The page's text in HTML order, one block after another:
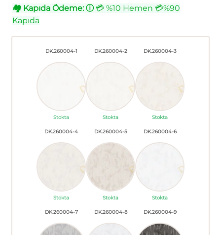
🏘 Kapıda Ödeme: ⓘ💳 %10 Hemen 💳%90
Kapıda
DK.260004-1
Stokta
DK.260004-2
Stokta
DK.260004-3
Stokta
DK.260004-4
Stokta
DK.260004-5
Stokta
DK.260004-6
Stokta
DK.260004-7 DK.260004-8 DK.260004-9